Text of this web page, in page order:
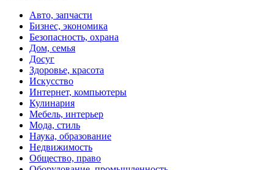
Авто, запчасти
Бизнес, экономика
Безопасность, охрана
Дом, семья
Досуг
Здоровье, красота
Искусство
Интернет, компьютеры
Кулинария
Мебель, интерьер
Мода, стиль
Наука, образование
Недвижимость
Общество, право